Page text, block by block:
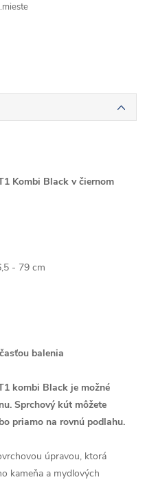
Kombi Black v čiernom
- 79 cm
balenia
kombi Black je možné
Sprchový kút môžete
priamo na rovnú podlahu.
úpravou, ktorá
kameňa a mydlových